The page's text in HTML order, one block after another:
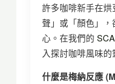
許多咖啡新手在
聲」或「顏色」
心。在我們的
入探討咖啡風味的
什麼是梅納反應